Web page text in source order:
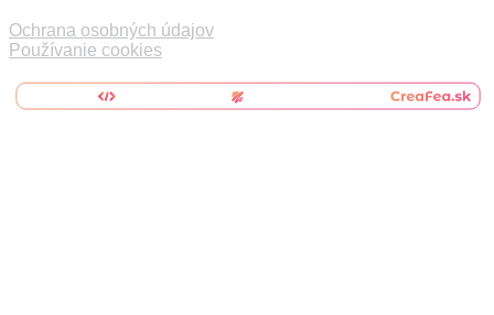
Ochrana osobných údajov
Používanie cookies